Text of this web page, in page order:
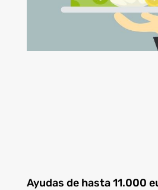
Ayudas de hasta 11.000